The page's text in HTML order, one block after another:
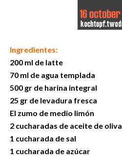
Ingredientes:
200 ml de latte
70 ml de agua templada
500 gr de harina integral
25 gr de levadura fresca
El zumo de medio limón
2 cucharadas de aceite de oliva
1 cucharada de sal
1 cucharada de azúcar